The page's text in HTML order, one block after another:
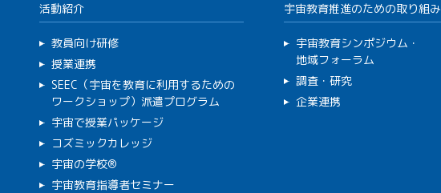
活動紹介
教員向け研修
授業連携
SEEC（宇宙を教育に利用するための
ワークショップ）派遣プログラム
宇宙で授業パッケージ
コズミックカレッジ
宇宙の学校®
宇宙教育指導者セミナー
宇宙教育推進のための取り組み
宇宙教育シンポジウム・
地域フォーラム
調査・研究
企業連携